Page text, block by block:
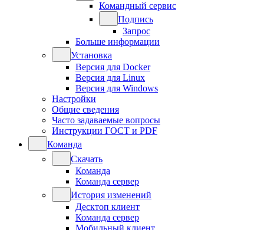
Командный сервис
Подпись
Запрос
Больше информации
Установка
Версия для Docker
Версия для Linux
Версия для Windows
Настройки
Общие сведения
Часто задаваемые вопросы
Инструкции ГОСТ и PDF
Команда
Скачать
Команда
Команда сервер
История изменений
Десктоп клиент
Команда сервер
Мобильный клиент